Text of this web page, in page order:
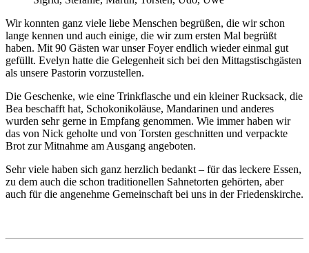
Wir konnten ganz viele liebe Menschen begrüßen, die wir schon
lange kennen und auch einige, die wir zum ersten Mal begrüßt
haben. Mit 90 Gästen war unser Foyer endlich wieder einmal gut
gefüllt. Evelyn hatte die Gelegenheit sich bei den Mittagstischgästen
als unsere Pastorin vorzustellen.
Die Geschenke, wie eine Trinkflasche und ein kleiner Rucksack, die
Bea beschafft hat, Schokonikoläuse, Mandarinen und anderes
wurden sehr gerne in Empfang genommen. Wie immer haben wir
das von Nick geholte und von Torsten geschnitten und verpackte
Brot zur Mitnahme am Ausgang angeboten.
Sehr viele haben sich ganz herzlich bedankt – für das leckere Essen,
zu dem auch die schon traditionellen Sahnetorten gehörten, aber
auch für die angenehme Gemeinschaft bei uns in der Friedenskirche.